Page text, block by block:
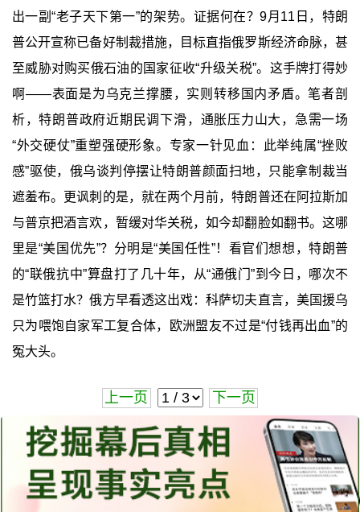
出一副“老子天下第一”的架势。证据何在？9月11日，特朗
普公开宣称已备好制裁措施，目标直指俄罗斯经济命脉，甚
至威胁对购买俄石油的国家征收“升级关税”。这手牌打得妙
啊——表面是为乌克兰撑腰，实则转移国内矛盾。笔者剖
析，特朗普政府近期民调下滑，通胀压力山大，急需一场
“外交硬仗”重塑强硬形象。专家一针见血：此举纯属“挫败
感”驱使，俄乌谈判停摆让特朗普颜面扫地，只能拿制裁当
遮羞布。更讽刺的是，就在两个月前，特朗普还在阿拉斯加
与普京把酒言欢，暂缓对华关税，如今却翻脸如翻书。这哪
里是“美国优先”？分明是“美国任性”！看官们想想，特朗普
的“联俄抗中”算盘打了几十年，从“通俄门”到今日，哪次不
是竹篮打水？俄方早看透这出戏：科萨切夫直言，美国援乌
只为喂饱自家军工复合体，欧洲盟友不过是“付钱再出血”的
冤大头。
上一页 下一页